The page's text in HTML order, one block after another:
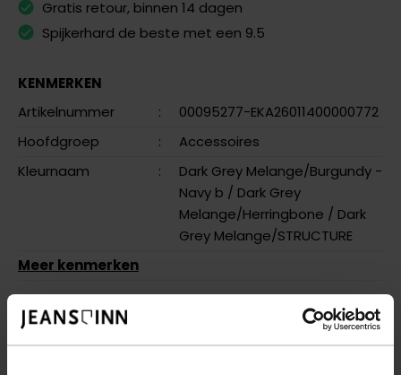
Gratis retour, binnen 14 dagen
Spijkerhard de beste met een 9.5
KENMERKEN
Artikelnummer
:
00095277-EKA26011400000772
Hoofdgroep
:
Accessoires
Kleurnaam
:
Dark Grey Melange/Burgundy -
Navy b / Dark Grey
Melange/Herringbone / Dark
Grey Melange/STRUCTURE
Meer kenmerken
OMSCHRIJVING
JACLICHFIELD TRUNKS 3 PACK NOOS JNR - Dark Grey Me